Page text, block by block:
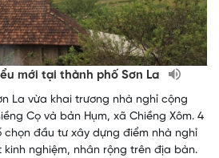
mới tại thành phố Sơn La
La vừa khai trương nhà nghỉ cộng
Cọ và bản Hụm, xã Chiềng Xôm. 4
đầu tư xây dựng điểm nhà nghỉ
nghiệm, nhân rộng trên địa bàn.